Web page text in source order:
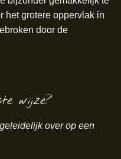
het grotere oppervlak in
door de
wijze?
over op een